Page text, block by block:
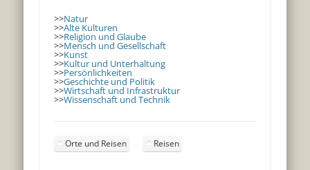
>>Natur
>>Alte Kulturen
>>Religion und Glaube
>>Mensch und Gesellschaft
>>Kunst
>>Kultur und Unterhaltung
>>Persönlichkeiten
>>Geschichte und Politik
>>Wirtschaft und Infrastruktur
>>Wissenschaft und Technik
Orte und Reisen Reisen